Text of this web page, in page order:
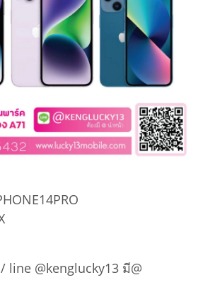
line @kenglucky13 มี@